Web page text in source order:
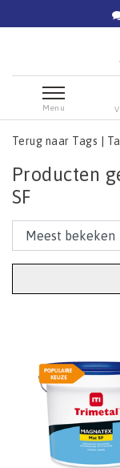
Menu
Terug naar Tags
Producten
SF